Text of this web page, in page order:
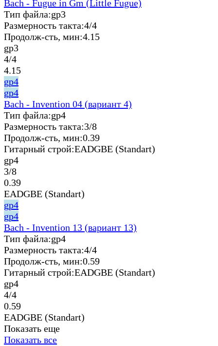
Bach - Fugue in Gm (Little Fugue)
Тип файла:gp3
Размерность такта:4/4
Продолж-сть, мин:4.15
gp3
4/4
4.15
gp4
gp4
Bach - Invention 04 (вариант 4)
Тип файла:gp4
Размерность такта:3/8
Продолж-сть, мин:0.39
Гитарный строй:EADGBE (Standart)
gp4
3/8
0.39
EADGBE (Standart)
gp4
gp4
Bach - Invention 13 (вариант 13)
Тип файла:gp4
Размерность такта:4/4
Продолж-сть, мин:0.59
Гитарный строй:EADGBE (Standart)
gp4
4/4
0.59
EADGBE (Standart)
Показать еще
Показать все